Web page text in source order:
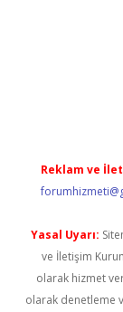
Reklam ve
Yasal Uyarı:
ve İletişim
olarak hizmet
olarak denetleme